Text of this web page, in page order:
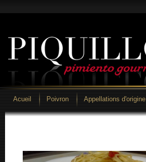
Acueil Poivron Appellations d'origine